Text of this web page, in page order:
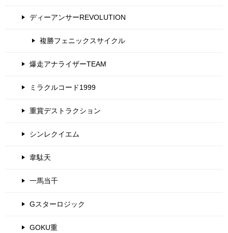
ディーアンサーREVOLUTION
複勝フェニックスサイクル
爆走アナライザーTEAM
ミラクルコード1999
重賞デストラクション
シンレクイエム
韋駄天
一馬当千
Gスターロジック
GOKU重